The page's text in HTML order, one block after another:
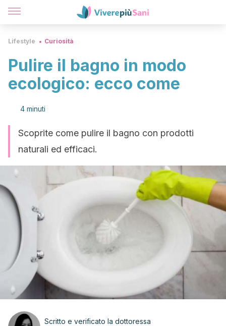
Lifestyle Curiosità
Pulire il bagno in modo
ecologico: ecco come
4 minuti
Scoprite come pulire il bagno con prodotti
naturali ed efficaci.
Scritto e verificato la dottoressa